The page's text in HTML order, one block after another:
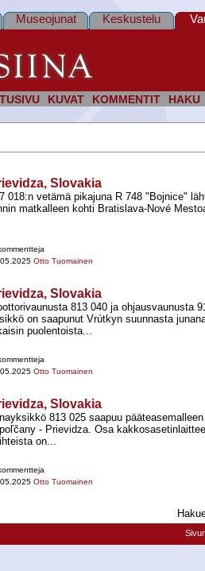
KUVAT KOMMENTIT HAKU
Museojunat Keskustelu
Slovakia
018:n vetämä pikajuna R 748 "Bojnice"
matkalleen kohti Bratislava-​Nové
Otto Tuomainen
Slovakia
813 040 ja ohjausvaunusta
on saapunut Vrútkyn suunnasta
puolentoista...
Otto Tuomainen
Slovakia
813 025 saapuu
-​ Prievidza. Osa
on...
Otto Tuomainen